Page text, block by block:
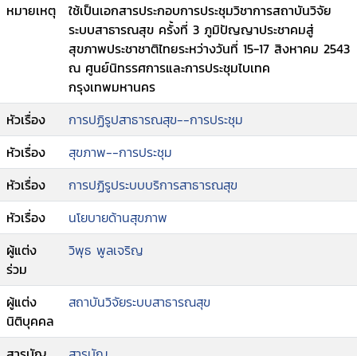
หมายเหตุ
ใช้เป็นเอกสารประกอบการประชุมวิชาการสถาบันวิจัย
ระบบสาธารณสุข ครั้งที่ 3 ภูมิปัญญาประชาคมสู่
สุขภาพประชาชาติไทยระหว่างวันที่ 15-17 สิงหาคม 2543
ณ ศูนย์นิทรรศการและการประชุมไบเทค
กรุงเทพมหานคร
หัวเรื่อง
การปฏิรูปสาธารณสุข--การประชุม
หัวเรื่อง
สุขภาพ--การประชุม
หัวเรื่อง
การปฏิรูประบบบริการสาธารณสุข
หัวเรื่อง
นโยบายด้านสุขภาพ
ผู้แต่ง
ร่วม
วิพุธ พูลเจริญ
ผู้แต่ง
นิติบุคคล
สถาบันวิจัยระบบสาธารณสุข